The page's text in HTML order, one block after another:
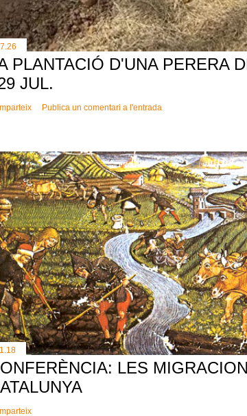
PLANTACIÓ D'UNA PERERA
JUL.
Publica un comentari a l'entrada
LES